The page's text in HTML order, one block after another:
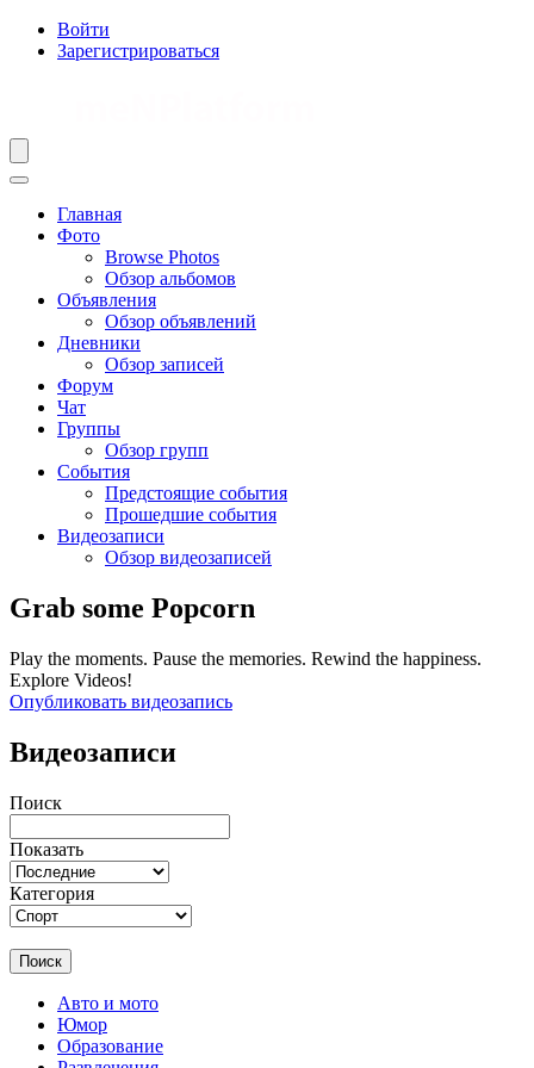
Войти
Зарегистрироваться
Главная
Фото
Browse Photos
Обзор альбомов
Объявления
Обзор объявлений
Дневники
Обзор записей
Форум
Чат
Группы
Обзор групп
События
Предстоящие события
Прошедшие события
Видеозаписи
Обзор видеозаписей
Grab some Popcorn
Play the moments. Pause the memories. Rewind the happiness.
Explore Videos!
Опубликовать видеозапись
Видеозаписи
Поиск
Показать
Категория
Поиск
Авто и мото
Юмор
Образование